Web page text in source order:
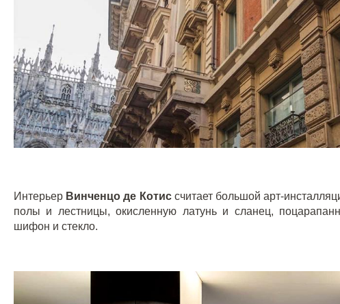
Интерьер Винченцо де Котиссчитает большой арт-
полы и лестницы, окисленную латунь и сланец,
шифон и стекло.